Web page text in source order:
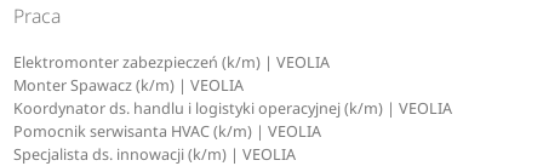
Praca
Elektromonter zabezpieczeń (k/m) | VEOLIA
Monter Spawacz (k/m) | VEOLIA
Koordynator ds. handlu i logistyki operacyjnej (k/m) | VEOLIA
Pomocnik serwisanta HVAC (k/m) | VEOLIA
Specjalista ds. innowacji (k/m) | VEOLIA